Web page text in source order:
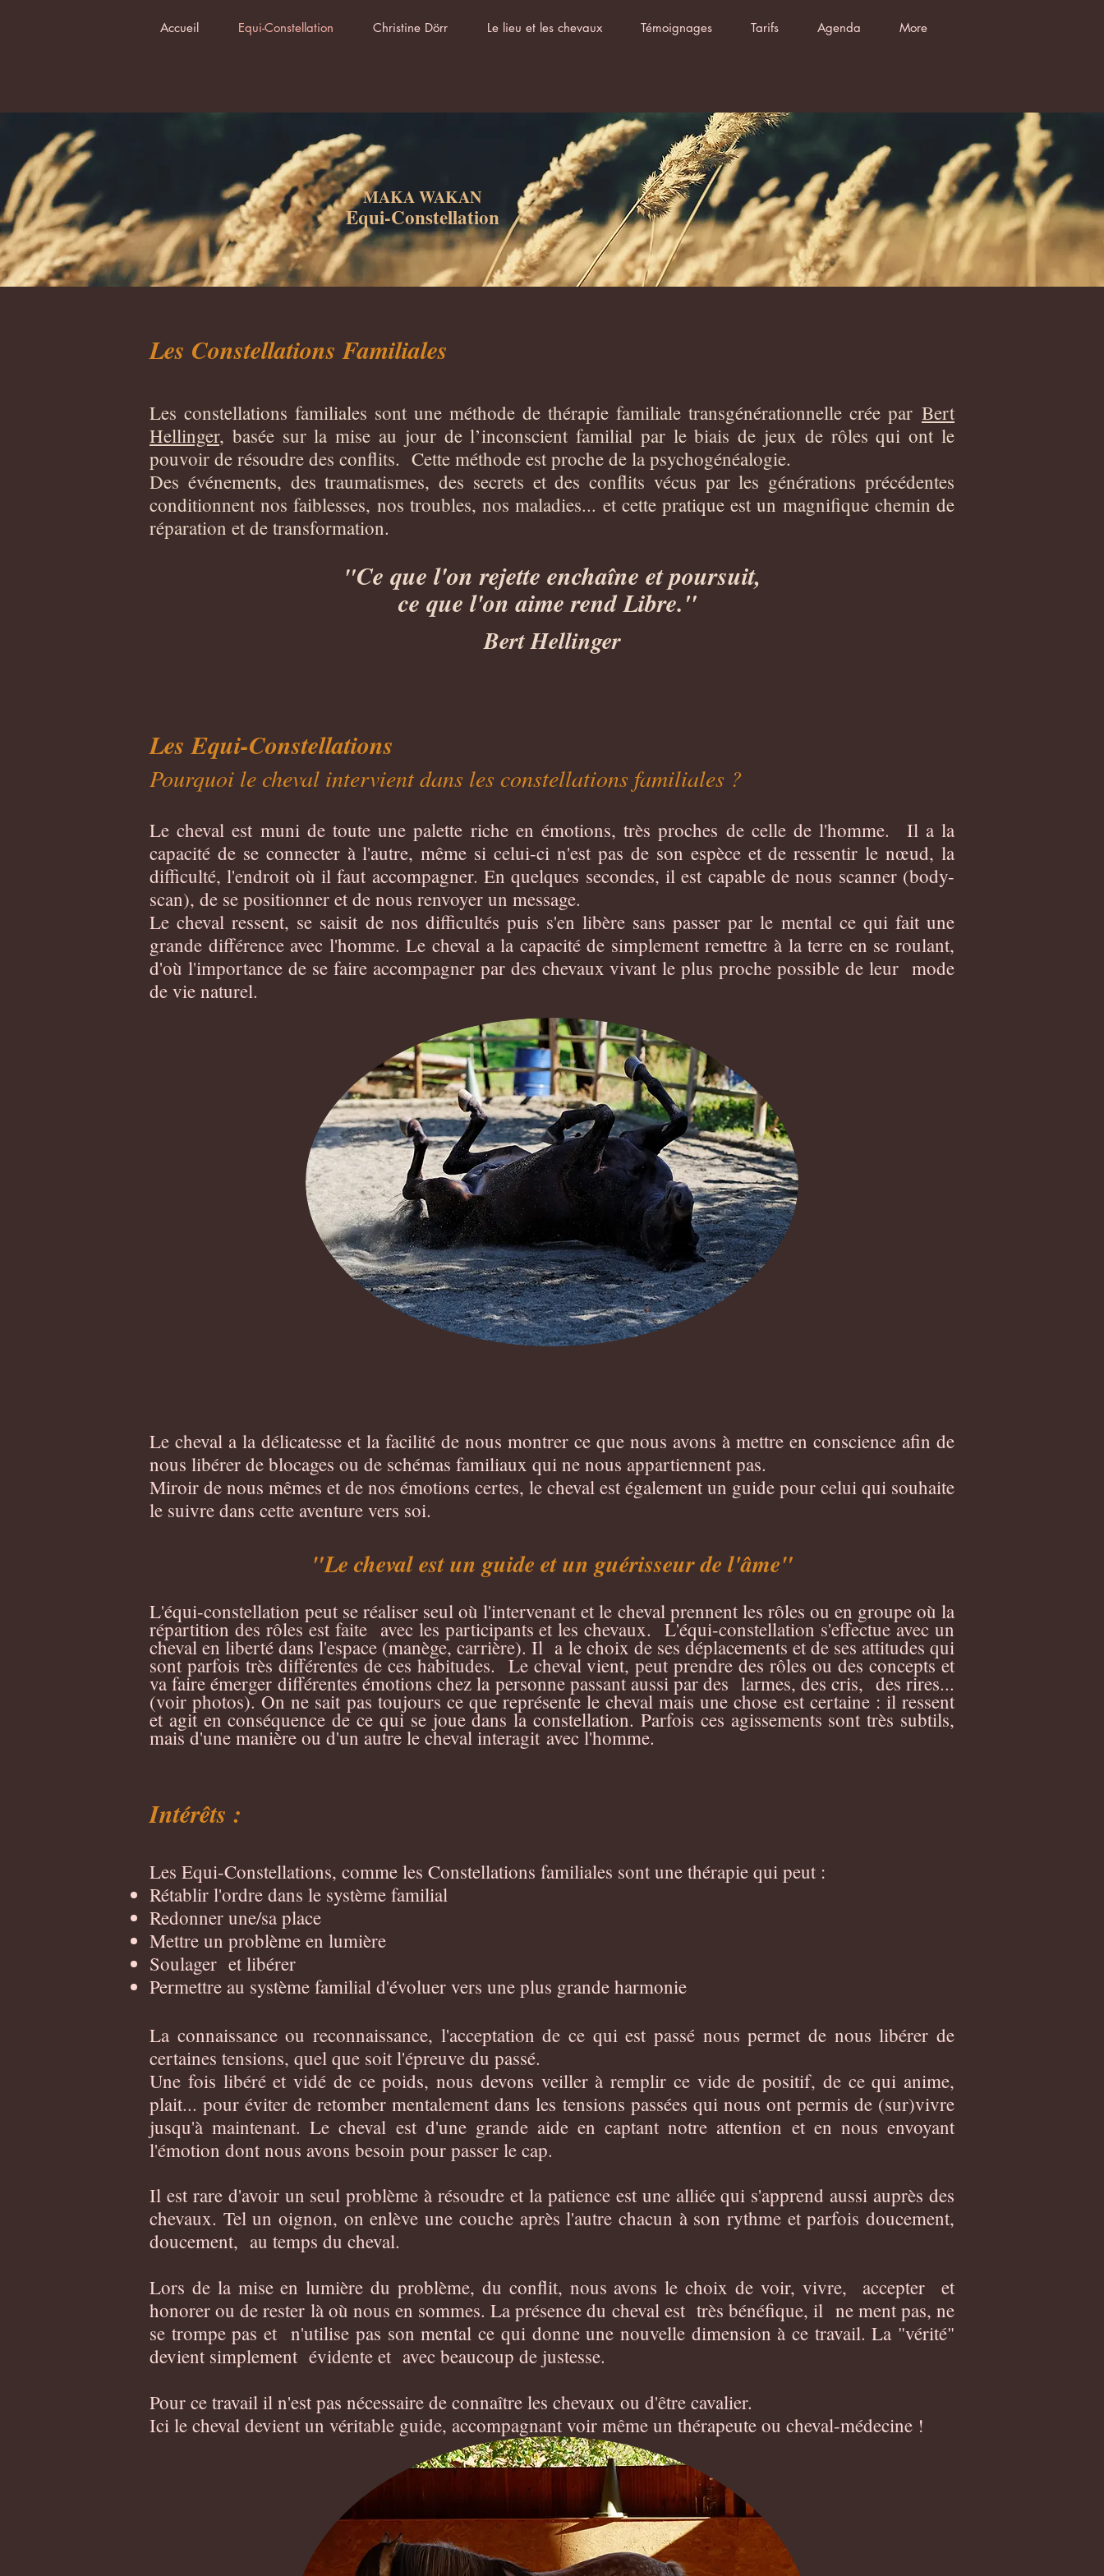
Accueil Equi-Constellation Christine Dörr Le lieu et les chevaux Témoignages Tarifs Agenda More
MAKA WAKAN
Equi-Constellation
Les Constellations Familiales
Les constellations familiales sont une méthode de thérapie familiale transgénérationnelle crée par Bert
Hellinger, basée sur la mise au jour de l’inconscient familial par le biais de jeux de rôles qui ont le
pouvoir de résoudre des conflits. Cette méthode est proche de la psychogénéalogie.
Des événements, des traumatismes, des secrets et des conflits vécus par les générations précédentes
conditionnent nos faiblesses, nos troubles, nos maladies... et cette pratique est un magnifique chemin de
réparation et de transformation.
"Ce que l'on rejette enchaîne et poursuit,
ce que l'on aime rend Libre."
Bert Hellinger
Les Equi-Constellations
Pourquoi le cheval intervient dans les constellations familiales ?
Le cheval est muni de toute une palette riche en émotions, très proches de celle de l'homme. Il a la
capacité de se connecter à l'autre, même si celui-ci n'est pas de son espèce et de ressentir le nœud, la
difficulté, l'endroit où il faut accompagner. En quelques secondes, il est capable de nous scanner (body-
scan), de se positionner et de nous renvoyer un message.
Le cheval ressent, se saisit de nos difficultés puis s'en libère sans passer par le mental ce qui fait une
grande différence avec l'homme. Le cheval a la capacité de simplement remettre à la terre en se roulant,
d'où l'importance de se faire accompagner par des chevaux vivant le plus proche possible de leur mode
de vie naturel.
Le cheval a la délicatesse et la facilité de nous montrer ce que nous avons à mettre en conscience afin de
nous libérer de blocages ou de schémas familiaux qui ne nous appartiennent pas.
Miroir de nous mêmes et de nos émotions certes, le cheval est également un guide pour celui qui souhaite
le suivre dans cette aventure vers soi.
"Le cheval est un guide et un guérisseur de l'âme"
L'équi-constellation peut se réaliser seul où l'intervenant et le cheval prennent les rôles ou en groupe où la
répartition des rôles est faite avec les participants et les chevaux. L'équi-constellation s'effectue avec un
cheval en liberté dans l'espace (manège, carrière). Il a le choix de ses déplacements et de ses attitudes qui
sont parfois très différentes de ces habitudes. Le cheval vient, peut prendre des rôles ou des concepts et
va faire émerger différentes émotions chez la personne passant aussi par des larmes, des cris, des rires...
(voir photos). On ne sait pas toujours ce que représente le cheval mais une chose est certaine : il ressent
et agit en conséquence de ce qui se joue dans la constellation. Parfois ces agissements sont très subtils,
mais d'une manière ou d'un autre le cheval interagitavec l'homme.
Intérêts :
Les Equi-Constellations, comme les Constellations familiales sont une thérapie qui peut :
Rétablir l'ordre dans le système familial
Redonner une/sa place
Mettre un problème en lumière
Soulager et libérer
Permettre au système familial d'évoluer vers une plus grande harmonie
La connaissance ou reconnaissance, l'acceptation de ce qui est passé nous permet de nous libérer de
certaines tensions, quel que soit l'épreuve du passé.
Une fois libéré et vidé de ce poids, nous devons veiller à remplir ce vide de positif, de ce qui anime,
plait... pour éviter de retomber mentalement dans les tensions passées qui nous ont permis de (sur)vivre
jusqu'à maintenant. Le cheval est d'une grande aide en captant notre attention et en nous envoyant
l'émotion dont nous avons besoin pour passer le cap.
Il est rare d'avoir un seul problème à résoudre et la patience est une alliée qui s'apprend aussi auprès des
chevaux. Tel un oignon, on enlève une couche après l'autre chacun à son rythme et parfois doucement,
doucement, au temps du cheval.
Lors de la mise en lumière du problème, du conflit, nous avons le choix de voir, vivre, accepter et
honorer ou de rester là où nous en sommes. La présence du cheval est très bénéfique, il ne ment pas, ne
se trompe pas et n'utilise pas son mental ce qui donne une nouvelle dimension à ce travail. La "vérité"
devient simplement évidente et avec beaucoup de justesse.
Pour ce travail il n'est pas nécessaire de connaître les chevaux ou d'être cavalier.
Ici le cheval devient un véritable guide, accompagnant voir même un thérapeute ou cheval-médecine !